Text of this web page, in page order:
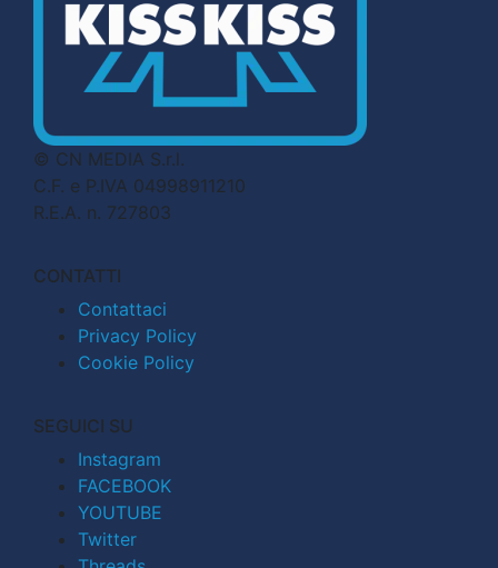
© CN MEDIA S.r.l.
C.F. e P.IVA 04998911210
R.E.A. n. 727803
CONTATTI
Contattaci
Privacy Policy
Cookie Policy
SEGUICI SU
Instagram
FACEBOOK
YOUTUBE
Twitter